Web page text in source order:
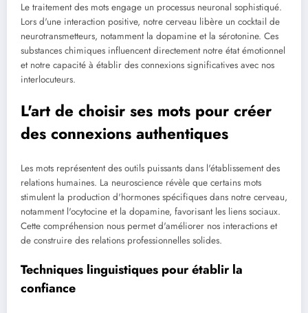
Le traitement des mots engage un processus neuronal sophistiqué.
Lors d'une interaction positive, notre cerveau libère un cocktail de
neurotransmetteurs, notamment la dopamine et la sérotonine. Ces
substances chimiques influencent directement notre état émotionnel
et notre capacité à établir des connexions significatives avec nos
interlocuteurs.
L'art de choisir ses mots pour créer
des connexions authentiques
Les mots représentent des outils puissants dans l'établissement des
relations humaines. La neuroscience révèle que certains mots
stimulent la production d'hormones spécifiques dans notre cerveau,
notamment l'ocytocine et la dopamine, favorisant les liens sociaux.
Cette compréhension nous permet d'améliorer nos interactions et
de construire des relations professionnelles solides.
Techniques linguistiques pour établir la
confiance